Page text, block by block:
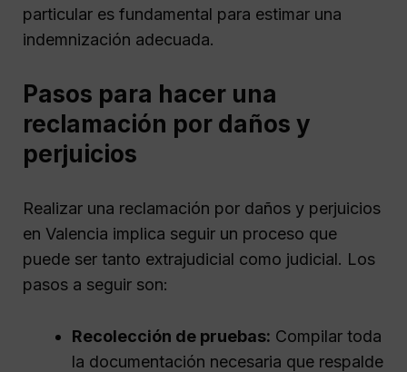
particular es fundamental para estimar una
indemnización adecuada.
Pasos para hacer una
reclamación por daños y
perjuicios
Realizar una reclamación por daños y perjuicios
en Valencia implica seguir un proceso que
puede ser tanto extrajudicial como judicial. Los
pasos a seguir son:
Recolección de pruebas: Compilar toda
la documentación necesaria que respalde